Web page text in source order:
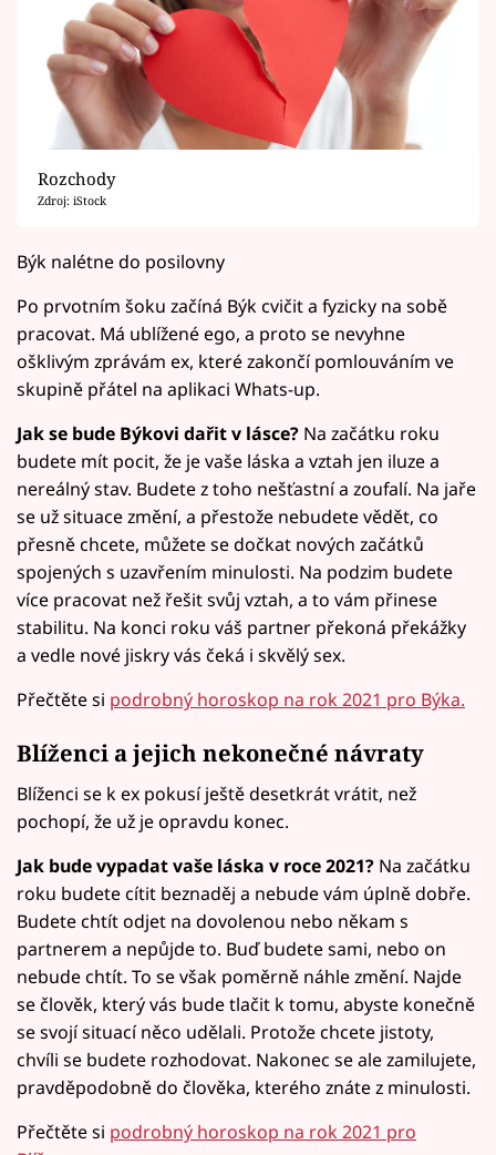
Rozchody
Zdroj: iStock
Býk nalétne do posilovny
Po prvotním šoku začíná Býk cvičit a fyzicky na sobě
pracovat. Má ublížené ego, a proto se nevyhne
ošklivým zprávám ex, které zakončí pomlouváním ve
skupině přátel na aplikaci Whats-up.
Jak se bude Býkovi dařit v lásce? Na začátku roku
budete mít pocit, že je vaše láska a vztah jen iluze a
nereálný stav. Budete z toho nešťastní a zoufalí. Na jaře
se už situace změní, a přestože nebudete vědět, co
přesně chcete, můžete se dočkat nových začátků
spojených s uzavřením minulosti. Na podzim budete
více pracovat než řešit svůj vztah, a to vám přinese
stabilitu. Na konci roku váš partner překoná překážky
a vedle nové jiskry vás čeká i skvělý sex.
Přečtěte si podrobný horoskop na rok 2021 pro Býka.
Blíženci a jejich nekonečné návraty
Blíženci se k ex pokusí ještě desetkrát vrátit, než
pochopí, že už je opravdu konec.
Jak bude vypadat vaše láska v roce 2021? Na začátku
roku budete cítit beznaděj a nebude vám úplně dobře.
Budete chtít odjet na dovolenou nebo někam s
partnerem a nepůjde to. Buď budete sami, nebo on
nebude chtít. To se však poměrně náhle změní. Najde
se člověk, který vás bude tlačit k tomu, abyste konečně
se svojí situací něco udělali. Protože chcete jistoty,
chvíli se budete rozhodovat. Nakonec se ale zamilujete,
pravděpodobně do člověka, kterého znáte z minulosti.
Přečtěte si podrobný horoskop na rok 2021 pro